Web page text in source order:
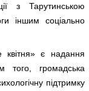
з Тарутинською
іншим соціально
є надання
того, громадська
підтримку